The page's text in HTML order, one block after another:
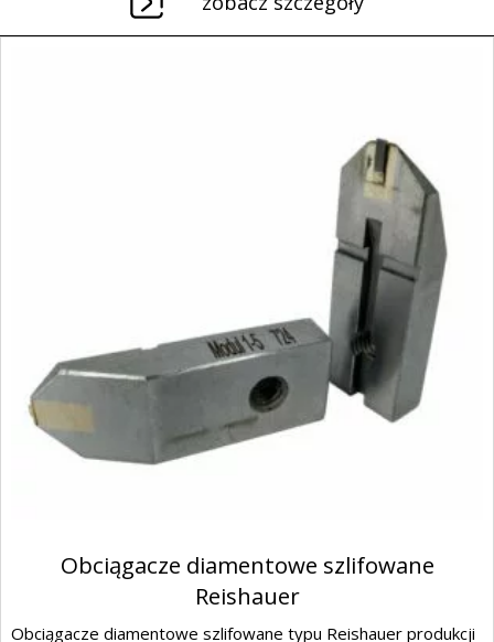
Obciągacze diamentowe szlifowane
Reishauer
Obciągacze diamentowe szlifowane typu Reishauer produkcji